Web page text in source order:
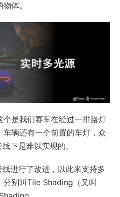
体。
是我们赛车在经过一排路灯
辆还有一个前置的车灯，众
下是难以实现的。
进行了改进，以此来支持多
别叫Tile Shading（又叫